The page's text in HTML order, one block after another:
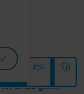
NIDEC gibi
önde gelen